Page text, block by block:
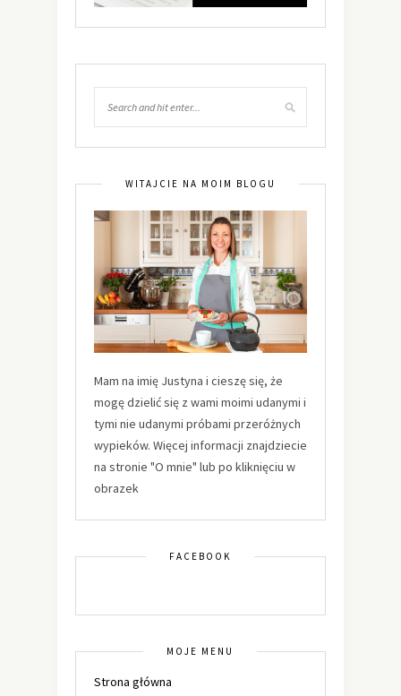
WITAJCIE NA MOIM BLOGU
Mam na imię Justyna i cieszę się, że
mogę dzielić się z wami moimi udanymi i
tymi nie udanymi próbami przeróżnych
wypieków. Więcej informacji znajdziecie
na stronie "O mnie" lub po kliknięciu w
obrazek
FACEBOOK
MOJE MENU
Strona główna